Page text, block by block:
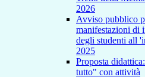
2026
Avviso pubblico
manifestazioni di
degli studenti all
2025
Proposta
tutto" con attività